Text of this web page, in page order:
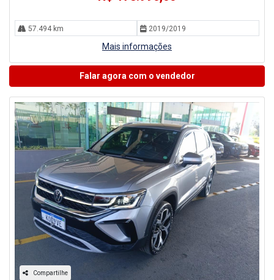
57.494 km 2019/2019
Mais informações
Falar agora com o vendedor
Compartilhe